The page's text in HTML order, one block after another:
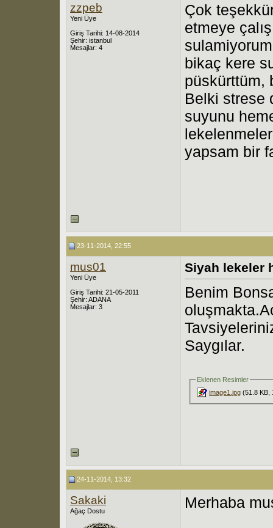
zzpeb
Yeni Üye
Giriş Tarihi: 14-08-2014
Şehir: istanbul
Mesajlar: 4
Çok
etmeye
bikaç kere
püskürttüm,
Belki strese
suyunu
yapsam bir
23-11-2014, 22:55
mus01
Yeni Üye
Giriş Tarihi: 21-05-2011
Şehir: ADANA
Mesajlar: 3
Siyah lekeler
Benim
Saygılar.
Eklenen Resimler
image1.jpg (51.8 KB,
24-11-2014, 13:32
Sakaki
Ağaç Dostu Merhaba